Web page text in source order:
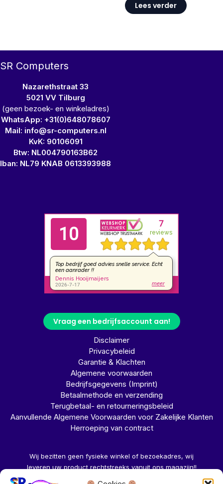
Lees verder
SR Computers
Nazarethstraat 33
5021 VV Tilburg
(geen bezoek- en winkeladres)
WhatsApp: +31(0)648078607
Mail: info@sr-computers.nl
KvK: 90106091
Btw: NL004790163B62
Iban: NL79 KNAB 0613393988
Vraag een bedrijfsaccount aan!
Disclaimer
Privacybeleid
Garantie & Klachten
Algemene voorwaarden
Bedrijfsgegevens (Imprint)
Betaalmethode en verzending
Terugbetaal- en retourneringsbeleid
Aanvullende Algemene Voorwaarden voor Zakelijke Klanten
Herroeping van contract
Wij bezitten geen fysieke winkel of bezoekadres, wij
leveren uw product rechtstreeks vanuit ons magazijn!!